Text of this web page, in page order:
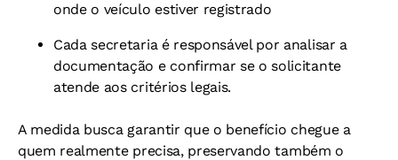
onde o veículo estiver registrado
Cada secretaria é responsável por analisar a
documentação e confirmar se o solicitante
atende aos critérios legais.
A medida busca garantir que o benefício chegue a
quem realmente precisa, preservando também o